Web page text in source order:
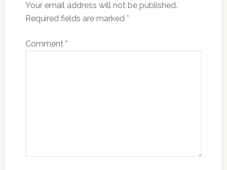
Your email address will not be published.
Required fields are marked *
Comment *